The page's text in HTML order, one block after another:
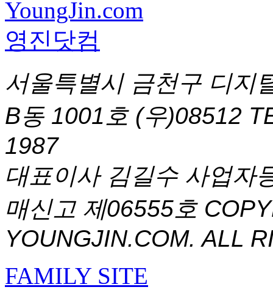
서울특별시 금천구 디지
B동 1001호 (우)08512
1987
대표이사 김길수 사업자
매신고 제06555호
YOUNGJIN.COM. ALL
FAMILY SITE